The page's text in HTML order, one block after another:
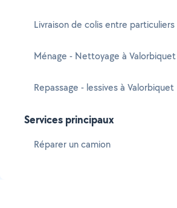
Livraison de colis entre
Ménage - Nettoyage à Valorbiquet
Repassage - lessives à Valorbiquet
Services principaux
Réparer un camion